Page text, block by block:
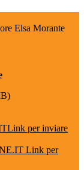
Elsa Morante
Link per inviare
Link per